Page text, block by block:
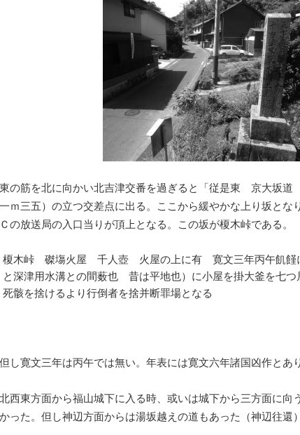
の筋を北に向かい北吉津交番を過ぎると「従是東 京大坂
ｍ三五）の立つ交差点に出る。ここから緩やかな上り坂とな
の放送局の入口当りが頂上となる。この坂が榎木峠である。
榎木峠 磔塲火屋 千人壺 火屋の上に有 寛文三年丙午飢饉
と深津用水溝との間薮也 昔は平地也）に小屋を掛大釜を七
死骸を捨けるより行倒者を捨并断罪場となる
し寛文三年は丙午では無い。年表には寛文六年諸国凶作とあ
西東方面から福山城下に入る時、或いは城下から三方面に向
った。但し神辺方面からは湯坂越えの道もあった（神辺往還）